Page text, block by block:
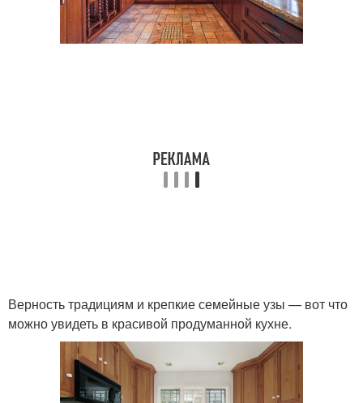
Верность традициям и крепкие семейные узы — вот что
можно увидеть в красивой продуманной кухне.